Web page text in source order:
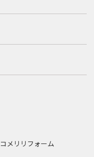
コメリリフォーム